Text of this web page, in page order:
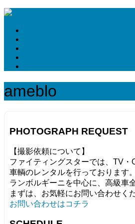
ameblo
PHOTOGRAPH REQUEST
【撮影依頼について】
ファイティングスターでは、TV・
車輌のレンタルを行っております。
ランボルギーニを中心に、高級車
まずは、お気軽にお問い合わせく
お問い合わせはコチラ